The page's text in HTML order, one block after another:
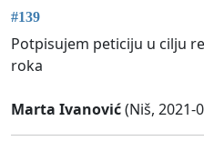
#139
Potpisujem peticiju u cilju
roka
Marta Ivanović(Niš, 2021-